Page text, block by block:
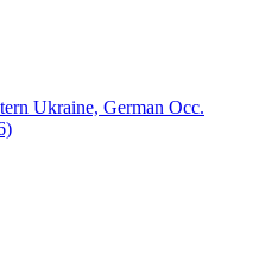
Ukraine, German Occ.